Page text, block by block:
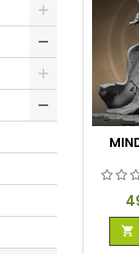
